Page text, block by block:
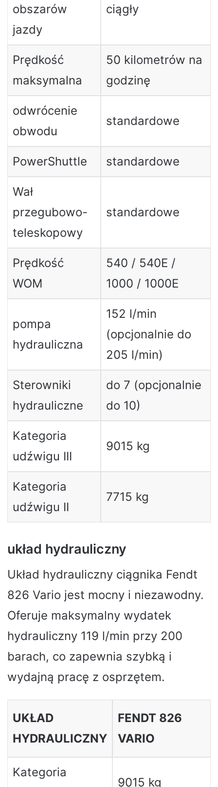
obszarów
jazdy
ciągły
Prędkość
maksymalna
50 kilometrów na
godzinę
odwrócenie
obwodu
standardowe
PowerShuttle standardowe
Wał
przegubowo-
teleskopowy
standardowe
Prędkość
WOM
540 / 540E /
1000 / 1000E
pompa
hydrauliczna
152 l/min
(opcjonalnie do
205 l/min)
Sterowniki
hydrauliczne
do 7 (opcjonalnie
do 10)
Kategoria
udźwigu III
9015 kg
Kategoria
udźwigu II
7715 kg
układ hydrauliczny
Układ hydrauliczny ciągnika Fendt
826 Vario jest mocny i niezawodny.
Oferuje maksymalny wydatek
hydrauliczny 119 l/min przy 200
barach, co zapewnia szybką i
wydajną pracę z osprzętem.
UKŁAD
HYDRAULICZNY
FENDT 826
VARIO
Kategoria
9015 kg